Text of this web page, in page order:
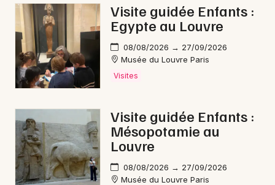
Visite guidée Enfants :
Egypte au Louvre
08/08/2026 → 27/09/2026
Musée du Louvre Paris
Visites
Visite guidée Enfants :
Mésopotamie au
Louvre
08/08/2026 → 27/09/2026
Musée du Louvre Paris